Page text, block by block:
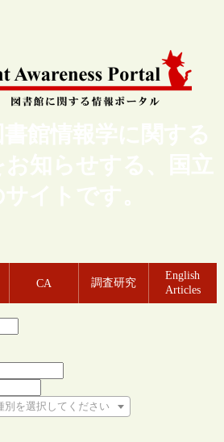
館情報学に関する
知らせする、国立
イトです。
CA 調査研究
English
Articles
別を選択してください
てください